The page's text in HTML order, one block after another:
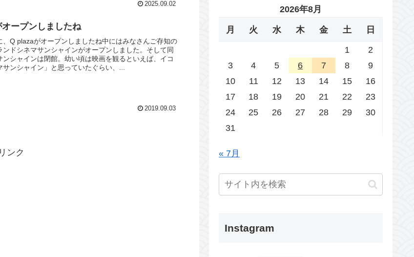
2025.09.02
ープンしましたね
、Q plazaがオープンしましたね中にはみなさんご存知の
ンドシネマサンシャインがオープンしました。そして同
ンシャインは閉館。幼い頃は映画を観るといえば、イコ
サンシャイン」と思っていたぐらい、...
2019.09.03
ンク
2026年8月
月 火 水 木 金 土 日
1
2
3
4 5 6 7 8
9
10
11 12 13 14 15
16
17
18 19 20 21 22
23
24
25 26 27 28 29
30
31
« 7月
Instagram